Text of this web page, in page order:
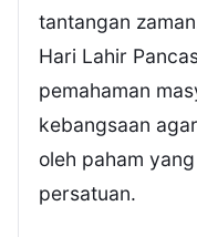
tantangan
Hari Lahir
pemahaman
kebangsaan
oleh paham
persatuan.